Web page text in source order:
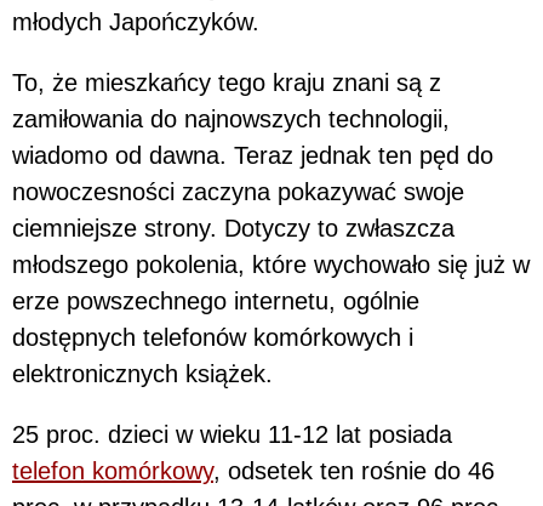
młodych Japończyków.
To, że mieszkańcy tego kraju znani są z
zamiłowania do najnowszych technologii,
wiadomo od dawna. Teraz jednak ten pęd do
nowoczesności zaczyna pokazywać swoje
ciemniejsze strony. Dotyczy to zwłaszcza
młodszego pokolenia, które wychowało się już w
erze powszechnego internetu, ogólnie
dostępnych telefonów komórkowych i
elektronicznych książek.
25 proc. dzieci w wieku 11-12 lat posiada
telefon komórkowy, odsetek ten rośnie do 46